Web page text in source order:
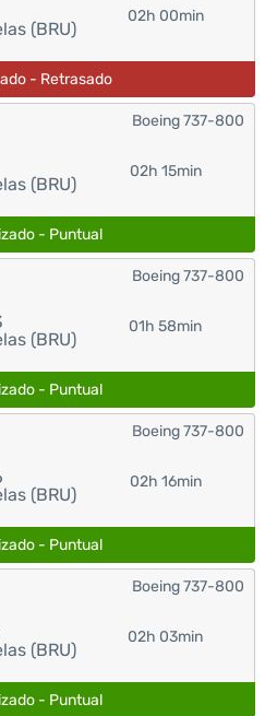
(BRU)
02h 00min
- Retrasado
(BRU)
02h 15min
Boeing 737-800
- Puntual
(BRU)
01h 58min
Boeing 737-800
- Puntual
(BRU)
02h 16min
Boeing 737-800
- Puntual
(BRU)
02h 03min
Boeing 737-800
- Puntual